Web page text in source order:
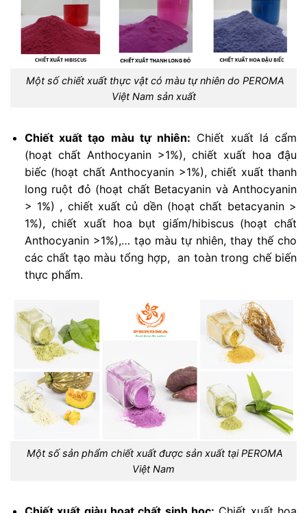
Một số chiết xuất thực vật có màu tự nhiên do PEROMA
Việt Nam sản xuất
Chiết xuất tạo màu tự nhiên: Chiết xuất lá cẩm
(hoạt chất Anthocyanin >1%), chiết xuất hoa đậu
biếc (hoạt chất Anthocyanin >1%), chiết xuất thanh
long ruột đỏ (hoạt chất Betacyanin và Anthocyanin
> 1%) , chiết xuất củ dền (hoạt chất betacyanin >
1%), chiết xuất hoa bụt giấm/hibiscus (hoạt chất
Anthocyanin >1%),… tạo màu tự nhiên, thay thế cho
các chất tạo màu tổng hợp, an toàn trong chế biến
thực phẩm.
Một số sản phẩm chiết xuất được sản xuất tại PEROMA
Việt Nam